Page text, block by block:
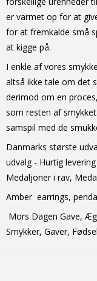
er varmet op for at
for at fremkalde små
at kigge på.
I enkle af vores
altså ikke tale om det
derimod om en
som resten af
samspil med de
Danmarks største
udvalg - Hurtig
Medaljoner i rav,
Amber earrings,
Mors Dagen Gave,
Smykker, Gaver,